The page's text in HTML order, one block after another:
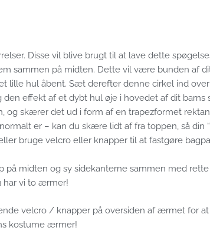
Disse vil blive brugt til at lave dette
sammen på midten. Dette vil være bunden af ​​dit
lille hul åbent. Sæt derefter denne cirkel ind
effekt af et dybt hul øje i hovedet af dit barns
og skærer det ud i form af en trapezformet
er – kan du skære lidt af fra toppen, så din
bruge velcro eller knapper til at fastgøre
midten og sy sidekanterne sammen med
har vi to ærmer!
velcro / knapper på oversiden af ​​ærmet for
kostume ærmer!